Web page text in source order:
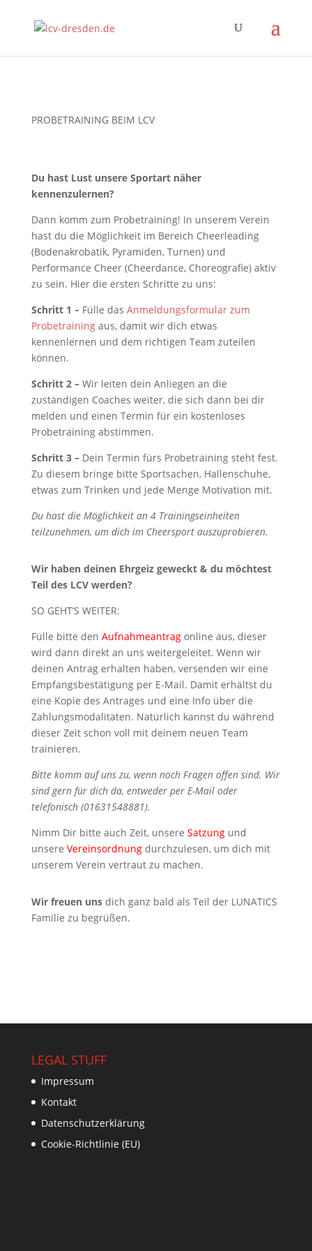
PROBETRAINING BEIM LCV
Du hast Lust unsere Sportart näher
kennenzulernen?
Dann komm zum Probetraining! In unserem Verein
hast du die Möglichkeit im Bereich Cheerleading
(Bodenakrobatik, Pyramiden, Turnen) und
Performance Cheer (Cheerdance, Choreografie) aktiv
zu sein. Hier die ersten Schritte zu uns:
Schritt 1 –Fülle das Anmeldungsformular zum
Probetrainingaus, damit wir dich etwas
kennenlernen und dem richtigen Team zuteilen
können.
Schritt 2 – Wir leiten dein Anliegen an die
zuständigen Coaches weiter, die sich dann bei dir
melden und einen Termin für ein kostenloses
Probetraining abstimmen.
Schritt 3 –Dein Termin fürs Probetraining steht fest.
Zu diesem bringe bitte Sportsachen, Hallenschuhe,
etwas zum Trinken und jede Menge Motivation mit.
Du hast die Möglichkeit an 4 Trainingseinheiten
teilzunehmen, um dich im Cheersport auszuprobieren.
Wir haben deinen Ehrgeiz geweckt & du möchtest
Teil des LCV werden?
SO GEHT’S WEITER:
Fülle bitte den Aufnahmeantragonline aus, dieser
wird dann direkt an uns weitergeleitet. Wenn wir
deinen Antrag erhalten haben, versenden wir eine
Empfangsbestätigung per E-Mail. Damit erhältst du
eine Kopie des Antrages und eine Info über die
Zahlungsmodalitäten. Natürlich kannst du während
dieser Zeit schon voll mit deinem neuen Team
trainieren.
Bitte komm auf uns zu, wenn noch Fragen offen sind. Wir
sind gern für dich da, entweder per E-Mail oder
telefonisch (01631548881).
Nimm Dir bitte auch Zeit, unsere Satzungund
unsere Vereinsordnung durchzulesen, um dich mit
unserem Verein vertraut zu machen.
Wir freuen unsdich ganz bald als Teil der LUNATICS
Familie zu begrüßen.
LEGAL STUFF
Impressum
Kontakt
Datenschutzerklärung
Cookie-Richtlinie (EU)